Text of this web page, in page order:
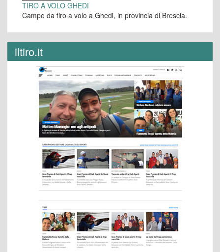
TIRO A VOLO GHEDI
Campo da tiro a volo a Ghedi, in provincia di Brescia.
iltiro.it